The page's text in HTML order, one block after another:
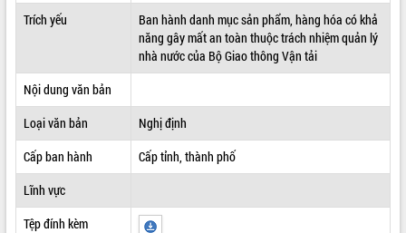
HỆ THỐNG VĂN BẢN
ĐIỂM TIN VĂN BẢN
QUY HOẠCH - KẾ HOẠCH
Trích yếu
Ban hành danh mục sản phẩm, hàng hóa có khả
năng gây mất an toàn thuộc trách nhiệm quản lý
nhà nước của Bộ Giao thông Vận tải
Nội dung văn bản
Loại văn bản
Nghị định
Cấp ban hành
Cấp tỉnh, thành phố
Lĩnh vực
Tệp đính kèm